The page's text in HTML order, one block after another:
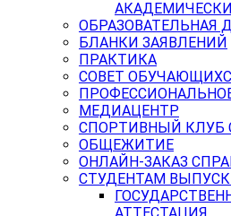
ОБРАЗОВАТЕЛЬНАЯ
БЛАНКИ ЗАЯВЛЕНИЙ
ПРАКТИКА
СОВЕТ
МЕДИАЦЕНТР
СПОРТИВНЫЙ КЛУБ
ОБЩЕЖИТИЕ
ОНЛАЙН-ЗАКАЗ
СТУДЕНТАМ